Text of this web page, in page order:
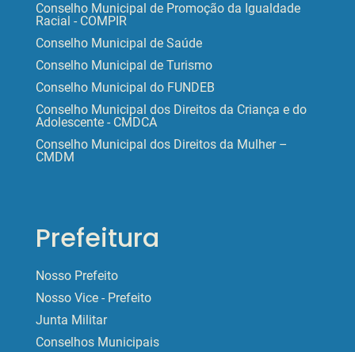
Conselho Municipal de Promoção da Igualdade
Racial - COMPIR
Conselho Municipal de Saúde
Conselho Municipal de Turismo
Conselho Municipal do FUNDEB
Conselho Municipal dos Direitos da Criança e do
Adolescente - CMDCA
Conselho Municipal dos Direitos da Mulher –
CMDM
Prefeitura
Nosso Prefeito
Nosso Vice - Prefeito
Junta Militar
Conselhos Municipais